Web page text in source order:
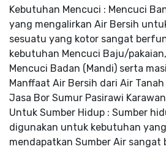
Kebutuhan Mencuci : Mencuci
yang mengalirkan Air Bersih
sesuatu yang kotor sangat
kebutuhan Mencuci Baju/
Mencuci Badan (Mandi) serta
Manffaat Air Bersih dari Air
Jasa Bor Sumur Pasirawi
Untuk Sumber Hidup : Sumber
digunakan untuk kebutuhan
mendapatkan Sumber Air sangat